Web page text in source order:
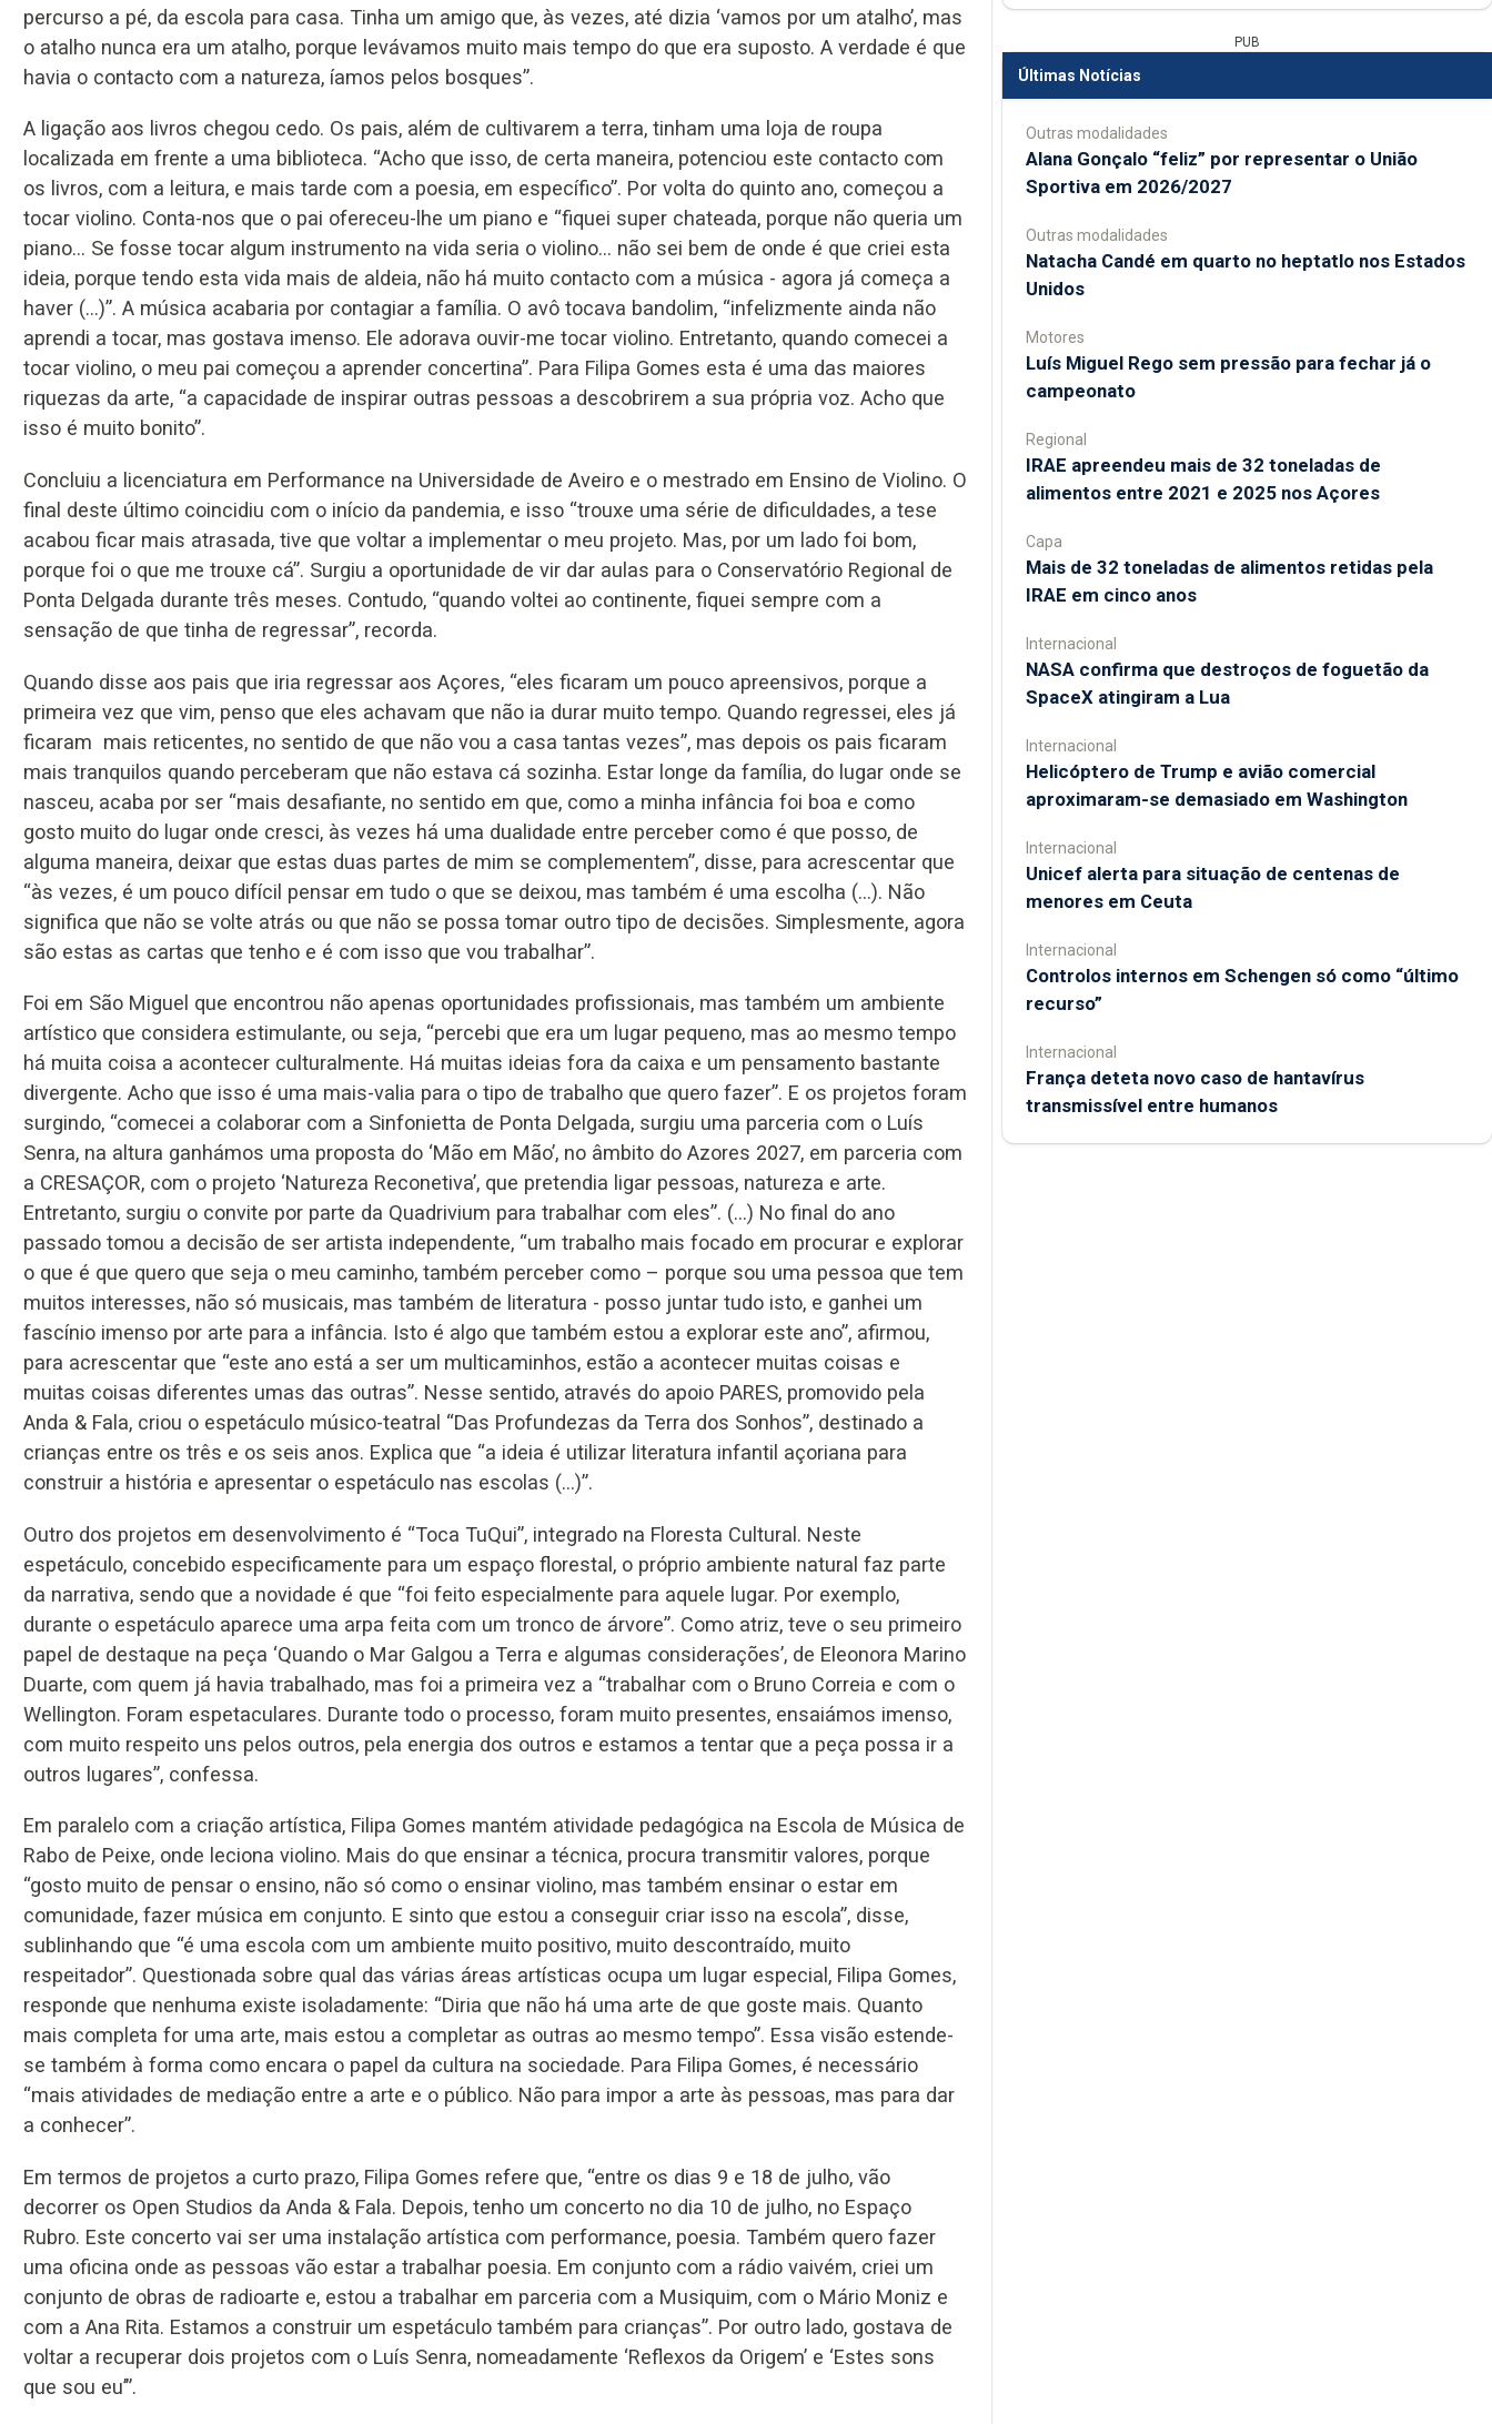
percurso a pé, da escola para casa. Tinha um amigo que, às vezes, até dizia ‘vamos por um atalho’, mas
o atalho nunca era um atalho, porque levávamos muito mais tempo do que era suposto. A verdade é que
havia o contacto com a natureza, íamos pelos bosques”.
A ligação aos livros chegou cedo. Os pais, além de cultivarem a terra, tinham uma loja de roupa
localizada em frente a uma biblioteca. “Acho que isso, de certa maneira, potenciou este contacto com
os livros, com a leitura, e mais tarde com a poesia, em específico”. Por volta do quinto ano, começou a
tocar violino. Conta-nos que o pai ofereceu-lhe um piano e “fiquei super chateada, porque não queria um
piano... Se fosse tocar algum instrumento na vida seria o violino... não sei bem de onde é que criei esta
ideia, porque tendo esta vida mais de aldeia, não há muito contacto com a música - agora já começa a
haver (...)”. A música acabaria por contagiar a família. O avô tocava bandolim, “infelizmente ainda não
aprendi a tocar, mas gostava imenso. Ele adorava ouvir-me tocar violino. Entretanto, quando comecei a
tocar violino, o meu pai começou a aprender concertina”. Para Filipa Gomes esta é uma das maiores
riquezas da arte, “a capacidade de inspirar outras pessoas a descobrirem a sua própria voz. Acho que
isso é muito bonito”.
Concluiu a licenciatura em Performance na Universidade de Aveiro e o mestrado em Ensino de Violino. O
final deste último coincidiu com o início da pandemia, e isso “trouxe uma série de dificuldades, a tese
acabou ficar mais atrasada, tive que voltar a implementar o meu projeto. Mas, por um lado foi bom,
porque foi o que me trouxe cá”. Surgiu a oportunidade de vir dar aulas para o Conservatório Regional de
Ponta Delgada durante três meses. Contudo, “quando voltei ao continente, fiquei sempre com a
sensação de que tinha de regressar”, recorda.
Quando disse aos pais que iria regressar aos Açores, “eles ficaram um pouco apreensivos, porque a
primeira vez que vim, penso que eles achavam que não ia durar muito tempo. Quando regressei, eles já
ficaram mais reticentes, no sentido de que não vou a casa tantas vezes”, mas depois os pais ficaram
mais tranquilos quando perceberam que não estava cá sozinha. Estar longe da família, do lugar onde se
nasceu, acaba por ser “mais desafiante, no sentido em que, como a minha infância foi boa e como
gosto muito do lugar onde cresci, às vezes há uma dualidade entre perceber como é que posso, de
alguma maneira, deixar que estas duas partes de mim se complementem”, disse, para acrescentar que
“às vezes, é um pouco difícil pensar em tudo o que se deixou, mas também é uma escolha (…). Não
significa que não se volte atrás ou que não se possa tomar outro tipo de decisões. Simplesmente, agora
são estas as cartas que tenho e é com isso que vou trabalhar”.
Foi em São Miguel que encontrou não apenas oportunidades profissionais, mas também um ambiente
artístico que considera estimulante, ou seja, “percebi que era um lugar pequeno, mas ao mesmo tempo
há muita coisa a acontecer culturalmente. Há muitas ideias fora da caixa e um pensamento bastante
divergente. Acho que isso é uma mais-valia para o tipo de trabalho que quero fazer”. E os projetos foram
surgindo, “comecei a colaborar com a Sinfonietta de Ponta Delgada, surgiu uma parceria com o Luís
Senra, na altura ganhámos uma proposta do ‘Mão em Mão’, no âmbito do Azores 2027, em parceria com
a CRESAÇOR, com o projeto ‘Natureza Reconetiva’, que pretendia ligar pessoas, natureza e arte.
Entretanto, surgiu o convite por parte da Quadrivium para trabalhar com eles”. (…) No final do ano
passado tomou a decisão de ser artista independente, “um trabalho mais focado em procurar e explorar
o que é que quero que seja o meu caminho, também perceber como – porque sou uma pessoa que tem
muitos interesses, não só musicais, mas também de literatura - posso juntar tudo isto, e ganhei um
fascínio imenso por arte para a infância. Isto é algo que também estou a explorar este ano”, afirmou,
para acrescentar que “este ano está a ser um multicaminhos, estão a acontecer muitas coisas e
muitas coisas diferentes umas das outras”. Nesse sentido, através do apoio PARES, promovido pela
Anda & Fala, criou o espetáculo músico-teatral “Das Profundezas da Terra dos Sonhos”, destinado a
crianças entre os três e os seis anos. Explica que “a ideia é utilizar literatura infantil açoriana para
construir a história e apresentar o espetáculo nas escolas (...)”.
Outro dos projetos em desenvolvimento é “Toca TuQui”, integrado na Floresta Cultural. Neste
espetáculo, concebido especificamente para um espaço florestal, o próprio ambiente natural faz parte
da narrativa, sendo que a novidade é que “foi feito especialmente para aquele lugar. Por exemplo,
durante o espetáculo aparece uma arpa feita com um tronco de árvore”. Como atriz, teve o seu primeiro
papel de destaque na peça ‘Quando o Mar Galgou a Terra e algumas considerações’, de Eleonora Marino
Duarte, com quem já havia trabalhado, mas foi a primeira vez a “trabalhar com o Bruno Correia e com o
Wellington. Foram espetaculares. Durante todo o processo, foram muito presentes, ensaiámos imenso,
com muito respeito uns pelos outros, pela energia dos outros e estamos a tentar que a peça possa ir a
outros lugares”, confessa.
Em paralelo com a criação artística, Filipa Gomes mantém atividade pedagógica na Escola de Música de
Rabo de Peixe, onde leciona violino. Mais do que ensinar a técnica, procura transmitir valores, porque
“gosto muito de pensar o ensino, não só como o ensinar violino, mas também ensinar o estar em
comunidade, fazer música em conjunto. E sinto que estou a conseguir criar isso na escola”, disse,
sublinhando que “é uma escola com um ambiente muito positivo, muito descontraído, muito
respeitador”. Questionada sobre qual das várias áreas artísticas ocupa um lugar especial, Filipa Gomes,
responde que nenhuma existe isoladamente: “Diria que não há uma arte de que goste mais. Quanto
mais completa for uma arte, mais estou a completar as outras ao mesmo tempo”. Essa visão estende-
se também à forma como encara o papel da cultura na sociedade. Para Filipa Gomes, é necessário
“mais atividades de mediação entre a arte e o público. Não para impor a arte às pessoas, mas para dar
a conhecer”.
Em termos de projetos a curto prazo, Filipa Gomes refere que, “entre os dias 9 e 18 de julho, vão
decorrer os Open Studios da Anda & Fala. Depois, tenho um concerto no dia 10 de julho, no Espaço
Rubro. Este concerto vai ser uma instalação artística com performance, poesia. Também quero fazer
uma oficina onde as pessoas vão estar a trabalhar poesia. Em conjunto com a rádio vaivém, criei um
conjunto de obras de radioarte e, estou a trabalhar em parceria com a Musiquim, com o Mário Moniz e
com a Ana Rita. Estamos a construir um espetáculo também para crianças”. Por outro lado, gostava de
voltar a recuperar dois projetos com o Luís Senra, nomeadamente ‘Reflexos da Origem’ e ‘Estes sons
que sou eu’”.
PUB
Últimas Notícias
Outras modalidades
Alana Gonçalo “feliz” por representar o União
Sportiva em 2026/2027
Outras modalidades
Natacha Candé em quarto no heptatlo nos Estados
Unidos
Motores
Luís Miguel Rego sem pressão para fechar já o
campeonato
Regional
IRAE apreendeu mais de 32 toneladas de
alimentos entre 2021 e 2025 nos Açores
Capa
Mais de 32 toneladas de alimentos retidas pela
IRAE em cinco anos
Internacional
NASA confirma que destroços de foguetão da
SpaceX atingiram a Lua
Internacional
Helicóptero de Trump e avião comercial
aproximaram-se demasiado em Washington
Internacional
Unicef alerta para situação de centenas de
menores em Ceuta
Internacional
Controlos internos em Schengen só como “último
recurso”
Internacional
França deteta novo caso de hantavírus
transmissível entre humanos